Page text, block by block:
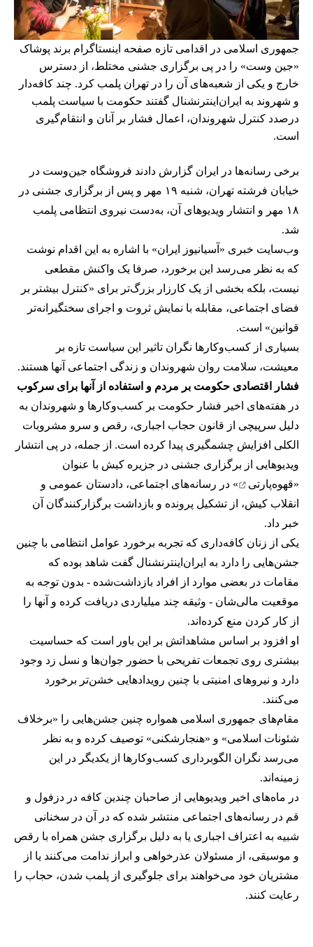
جمهوری اسلامی در اقدامی تازه صفحه اینستاگرام برند پوشاک
«جین وست» را در پی برگزاری جشنی مختلط، از دسترس
خارج و یکی از شعبه‌های آن را در تهران پلمب کرد. چند کافه‌‌دار
و شهروند به ایران‌اینترنشنال گفتند حکومت با سیاست پلمب
درصدد کنترل شهروندان، اعمال فشار بر آنان و انتقام‌گیری
است.
برخی رسانه‌ها در ایران گزارش دادند فروشگاه جین‌وست در
خیابان فرشته تهران، شنبه ۱۹ مهر و پس از برگزاری جشنی در
۱۸ مهر و انتشار ویدیوهای آن، به‌دست نیروی انتظامی پلمب
شد.
وب‌سایت خبری «آسیانیوز ایران» با اشاره به این اقدام نوشت
که به نظر می‌رسد این برخورد، صرفا یک واکنش مقطعی
نیست، بلکه بخشی از یک کارزار بزرگ‌تر برای «کنترل بیشتر بر
فضای اجتماعی، مقابله با نمایش ثروت و اجرای سختگیرانه‌تر
قوانین» است.
بسیاری از کسب‌وکارها نگران تاثیر این سیاست‌ تازه بر
معیشت، سلامت روان شهروندان و زندگی اجتماعی آنها هستند.
فشار اقتصادی حکومت بر مردم و استفاده از آنها برای سرکوب
در هفته‌های اخیر فشار حکومت بر کسب‌وکارها و شهروندان به
دلیل سرپیچی از قانون حجاب اجباری، رقص و سرو مشروبات
الکلی افزایش چشمگیری پیدا کرده است. از جمله، در پی انتشار
ویدیوهایی از برگزاری جشنی در جزیره کیش با عنوان
«قهوه‌پارتی
» در رسانه‌های اجتماعی، دادستان عمومی و
انقلاب کیش، از تشکیل پرونده و بازداشت برگزارکنندگان آن
خبر داد.
یکی از زنان کافه‌داری که تجربه برخورد عوامل انتظامی با چنین
جشن‌هایی را دارد به ایران‌اینترنشنال گفت شاهد بوده که
مقامات در بعضی موارد از افراد بازداشت‌‌شده - بدون توجه به
موقعیت مالی‌شان - وثیقه چند میلیاردی دریافت کرده و آنها را
از کار کردن منع کرده‌اند.
او افزود بر اساس مشاهداتش بر این باور است که حساسیت
بیشتری روی تجمعات تفریحی با حضور جوان‌ها و نسل زد وجود
دارد و نیروهای امنیتی با چنین رویدادهایی خشن‌تر برخورد
می‌کنند.
مقام‌های جمهوری اسلامی همواره چنین جشن‌هایی را «برخلاف
شئونات اسلامی» و «هنجارشکنی» توصیف کرده و به نظر
می‌رسد نگران الگوبرداری کسب‌وکارها از یکدیگر در این
زمینه‌اند.
در ماه‌های اخیر ویدیوهایی از صاحبان چندین کافه در دزفول و
قم در رسانه‌های اجتماعی منتشر شده که در آن در سخنانی
شبیه به اعتراف اجباری یا به دلیل برگزاری جشن همراه با رقص
و موسیقی، از مسئولان عذرخواهی و ابراز ندامت می‌کنند یا از
مشتریان خود می‌خواهند برای جلوگیری از پلمب شدن، حجاب را
رعایت کنند.